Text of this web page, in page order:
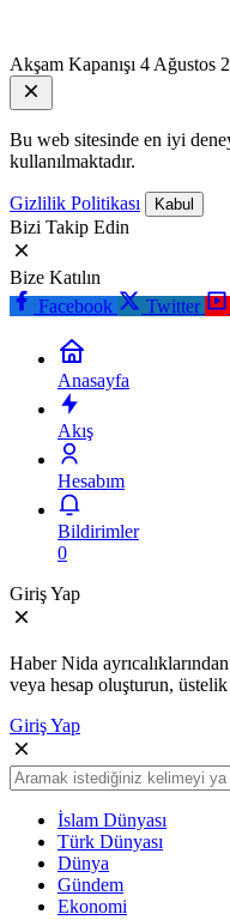
Akşam Kapanışı 4 Ağustos
Bu web sitesinde en iyi
kullanılmaktadır.
Gizlilik Politikası Kabul
Bizi Takip Edin
Bize Katılın
Facebook
Twitter
Anasayfa
Akış
Hesabım
Bildirimler
0
Giriş Yap
Haber Nida
veya hesap oluşturun,
Giriş Yap
İslam Dünyası
Türk Dünyası
Dünya
Gündem
Ekonomi